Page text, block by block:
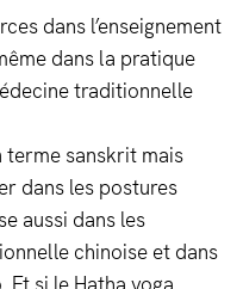
dans l’enseignement
dans la pratique
traditionnelle
terme sanskrit mais
dans les postures
aussi dans les
chinoise et dans